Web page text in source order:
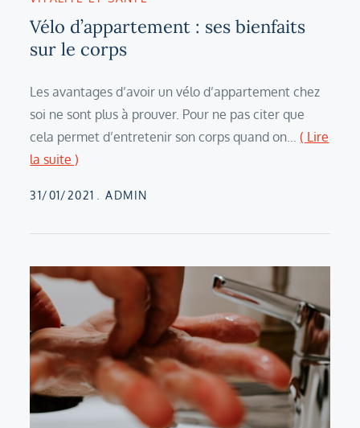
Vélo d’appartement : ses bienfaits
sur le corps
Les avantages d’avoir un vélo d’appartement chez
soi ne sont plus à prouver. Pour ne pas citer que
cela permet d’entretenir son corps quand on…( Lire
la suite )
Posted
31/01/2021 ADMIN